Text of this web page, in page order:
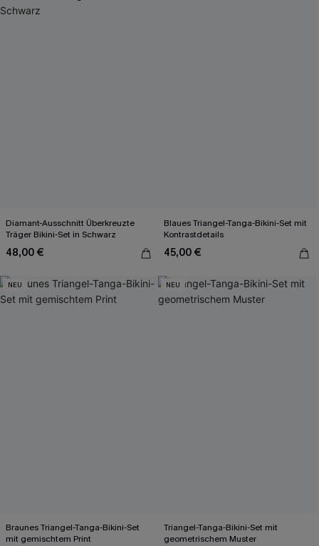
Diamant-Ausschnitt Überkreuzte
Träger Bikini-Set in Schwarz
48,00 €
Blaues Triangel-Tanga-Bikini-Set mit
Kontrastdetails
45,00 €
NEU
Braunes Triangel-Tanga-Bikini-Set
mit gemischtem Print
NEU
Triangel-Tanga-Bikini-Set mit
geometrischem Muster